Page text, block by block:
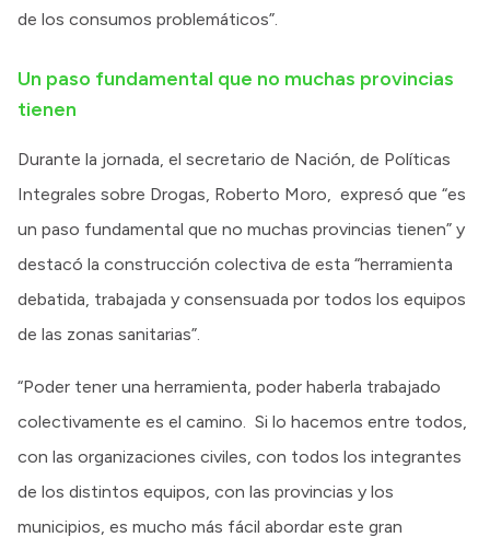
de los consumos problemáticos”.
Un paso fundamental que no muchas provincias
tienen
Durante la jornada, el secretario de Nación, de Políticas
Integrales sobre Drogas, Roberto Moro, expresó que “es
un paso fundamental que no muchas provincias tienen” y
destacó la construcción colectiva de esta “herramienta
debatida, trabajada y consensuada por todos los equipos
de las zonas sanitarias”.
“Poder tener una herramienta, poder haberla trabajado
colectivamente es el camino. Si lo hacemos entre todos,
con las organizaciones civiles, con todos los integrantes
de los distintos equipos, con las provincias y los
municipios, es mucho más fácil abordar este gran